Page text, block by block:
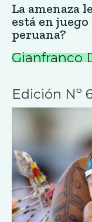
La amenaza
está en
peruana?
Gianfranco
Edición Nº